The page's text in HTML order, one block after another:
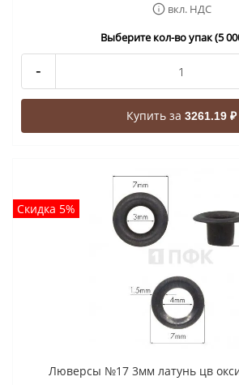
вкл. НДС
Выберите кол-во упак (5
-
Купить за 3261.19 ₽
Скидка 5%
Люверсы №17 3мм латунь цв